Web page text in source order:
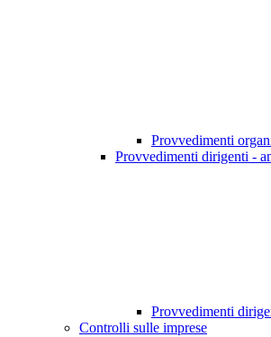
Provvedimenti
Provvedimenti dirigenti -
Provvedimenti
Controlli sulle imprese